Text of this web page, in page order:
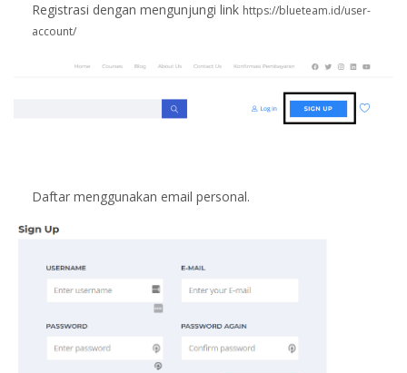
Registrasi dengan mengunjungi link https://blueteam.id/user-
account/
Daftar menggunakan email personal.